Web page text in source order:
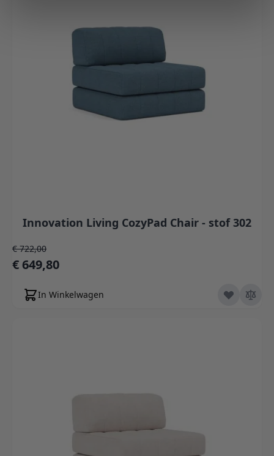
Innovation Living CozyPad Chair - stof 302
Speciale prijs
€ 649,80
Normale prijs
€ 722,00
In Winkelwagen